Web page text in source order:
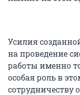
Усилия
на проведение
работы именно
особая роль в
сотрудничеству